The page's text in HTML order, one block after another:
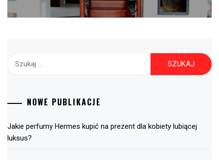
Szukaj:
NOWE PUBLIKACJE
Jakie perfumy Hermes kupić na prezent dla kobiety lubiącej
luksus?